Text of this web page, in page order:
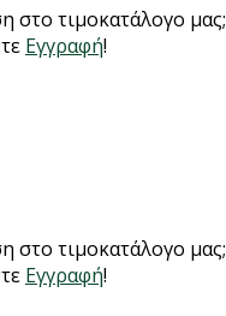
στο τιμοκατάλογο μας;
Εγγραφή!
στο τιμοκατάλογο μας;
Εγγραφή!